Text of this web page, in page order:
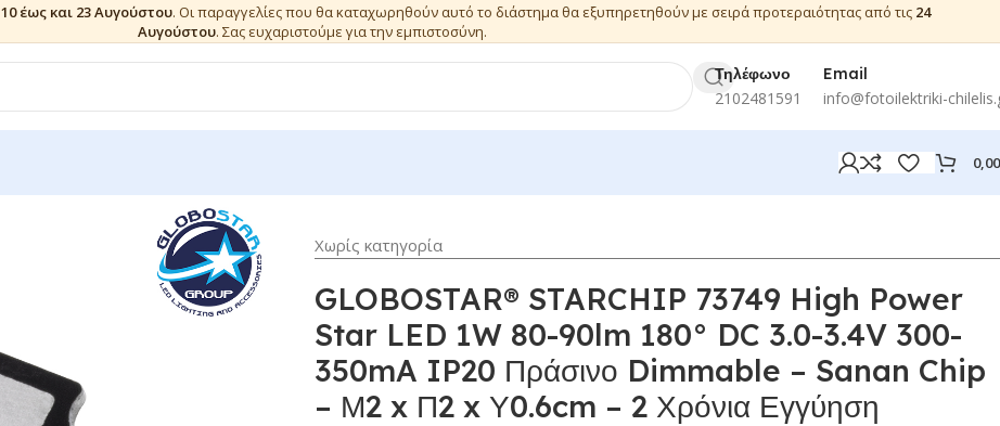
10 έως και 23 Αυγούστου. Οι παραγγελίες που θα καταχωρηθούν αυτό το διάστημα θα εξυπηρετηθούν με σειρά προτεραιότητας από τις 24
Αυγούστου. Σας ευχαριστούμε για την εμπιστοσύνη.
Τηλέφωνο
2102481591
Email
info@fotoilektriki-
Χωρίς κατηγορία
GLOBOSTAR® STARCHIP 73749 High Power
Star LED 1W 80-90lm 180° DC 3.0-3.4V 300-
350mA IP20 Πράσινο Dimmable – Sanan Chip
– Μ2 x Π2 x Υ0.6cm – 2 Χρόνια Εγγύηση